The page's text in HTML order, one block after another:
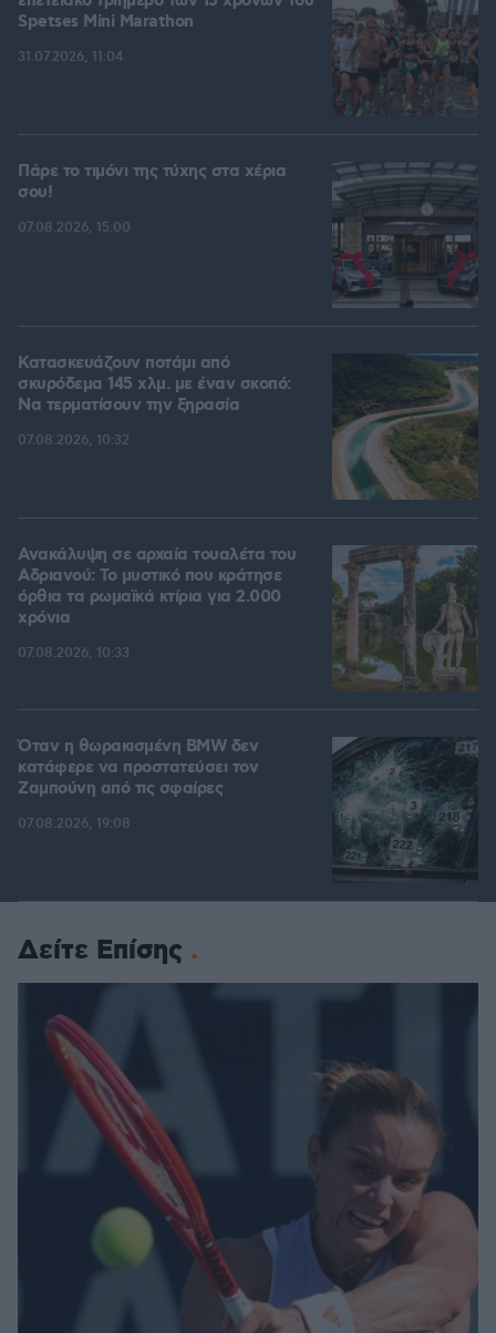
Spetses Mini Marathon
31.07.2026, 11:04
Πάρε το τιμόνι της τύχης στα χέρια
σου!
07.08.2026, 15:00
Κατασκευάζουν ποτάμι από
σκυρόδεμα 145 χλμ. με έναν σκοπό:
Να τερματίσουν την ξηρασία
07.08.2026, 10:32
Ανακάλυψη σε αρχαία τουαλέτα του
Αδριανού: Το μυστικό που κράτησε
όρθια τα ρωμαϊκά κτίρια για 2.000
χρόνια
07.08.2026, 10:33
Όταν η θωρακισμένη BMW δεν
κατάφερε να προστατεύσει τον
Ζαμπούνη από τις σφαίρες
07.08.2026, 19:08
Δείτε Επίσης